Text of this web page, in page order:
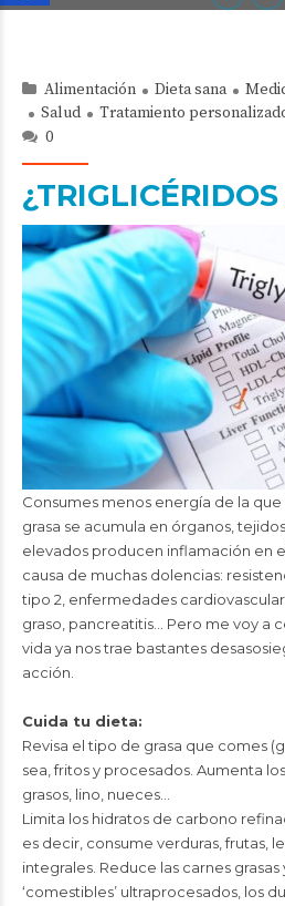
Alimentación Dieta sana
Salud
Tratamiento
0
Consumes menos energía de la
grasa se acumula en órganos,
elevados producen inflamación en
causa de muchas dolencias:
tipo 2, enfermedades
graso, pancreatitis… Pero me voy a
vida ya nos trae bastantes
acción.
Cuida tu dieta:
Revisa el tipo de grasa que comes
sea, fritos y procesados. Aumenta
grasos, lino, nueces…
Limita los hidratos de carbono
es decir, consume verduras, frutas,
integrales. Reduce las carnes
‘comestibles’ ultraprocesados, los